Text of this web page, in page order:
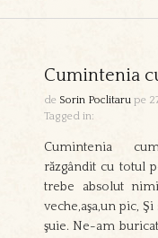
Cumintenia
de Sorin Poclitaru pe
Tagged in:
Cumintenia
răzgândit cu totul
trebe absolut
veche,aşa,un pic,
şuie. Ne-am